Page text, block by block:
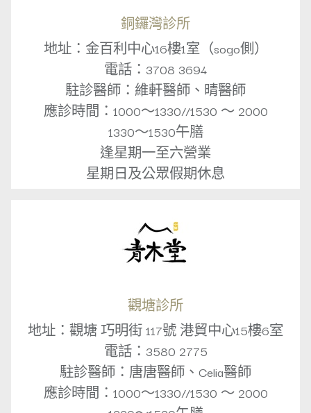
銅鑼灣診所
地址：金百利中心16樓1室（sogo側）
電話：3708 3694
駐診醫師：維軒醫師、晴醫師
應診時間：1000～1330//1530 ～ 2000
1330～1530午膳
逢星期一至六營業
星期日及公眾假期休息
觀塘診所
地址：觀塘 巧明街 117號 港貿中心15樓6室
電話：3580 2775
駐診醫師：唐唐醫師、Celia醫師
應診時間：1000～1330//1530 ～ 2000